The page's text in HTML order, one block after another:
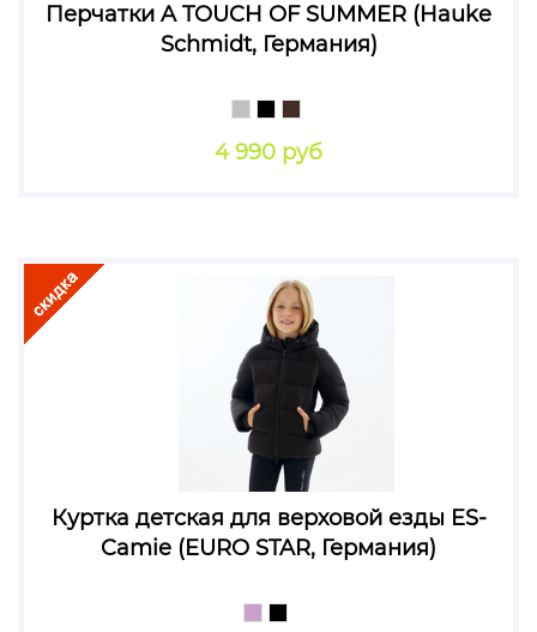
Перчатки A TOUCH OF SUMMER (Hauke
Schmidt, Германия)
4 990 руб
Куртка детская для верховой езды ES-
Camie (EURO STAR, Германия)